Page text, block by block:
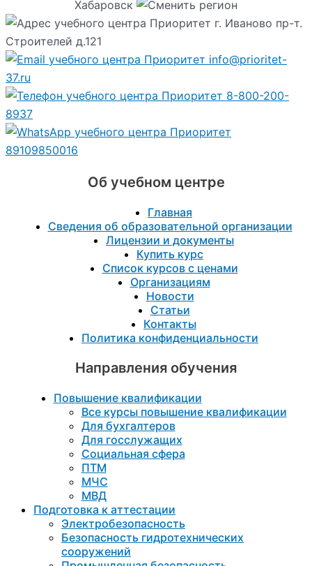
Хабаровск
г. Иваново пр-т.
Строителей д.121
info@prioritet-
37.ru
8-800-200-
8937
89109850016
Об учебном центре
Главная
Сведения об образовательной организации
Лицензии и документы
Купить курс
Список курсов с ценами
Организациям
Новости
Статьи
Контакты
Политика конфиденциальности
Направления обучения
Повышение квалификации
Все курсы повышение квалификации
Для бухгалтеров
Для госслужащих
Социальная сфера
ПТМ
МЧС
МВД
Подготовка к aттестации
Электробезопасность
Безопасность гидротехнических
сооружений